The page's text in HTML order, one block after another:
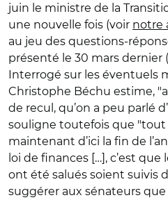
juin le ministre de la
une nouvelle fois (voir notre
au jeu des questions-
présenté le 30 mars dernier
Interrogé sur les éventuels
Christophe Béchu estime,
de recul, qu’on a peu parlé
souligne toutefois que "tout
maintenant d’ici la fin de
loi de finances […], c’est
ont été salués soient suivis
suggérer aux sénateurs